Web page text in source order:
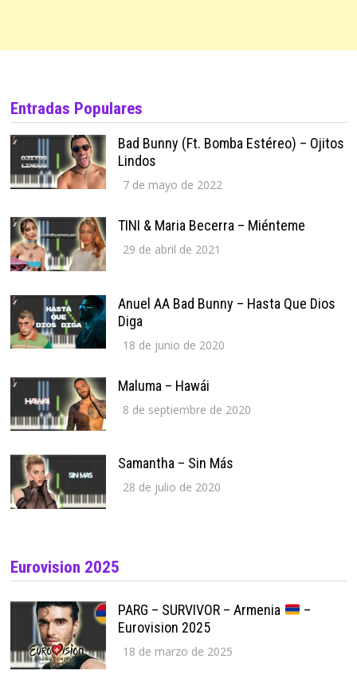
Entradas Populares
Bad Bunny (ft. Bomba Estéreo) – Ojitos
Lindos
7 de mayo de 2022
TINI & Maria Becerra – Miénteme
29 de abril de 2021
Anuel AA Bad Bunny – Hasta Que Dios
Diga
18 de junio de 2020
Maluma – Hawái
8 de septiembre de 2020
Samantha – Sin Más
28 de julio de 2020
Eurovision 2025
PARG – SURVIVOR – Armenia
–
Eurovision 2025
18 de marzo de 2025